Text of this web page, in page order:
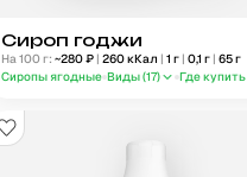
Сироп годжи
На 100 г: ~280₽ | 260кКал | 1 г | 0,1 г | 65г
Сиропы ягодные Виды (17) Где купить